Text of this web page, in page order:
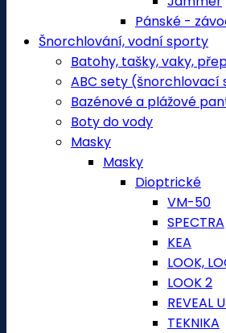
Pánské -
Šnorchlování, vodní sporty
Batohy, tašky, vaky,
ABC sety (šnorchlovací
Bazénové a plážové
Boty do vody
Masky
Masky
Dioptrické
VM-50
SPECTRA
KEA
LOOK,
LOOK 2
REVEAL
TEKNIKA